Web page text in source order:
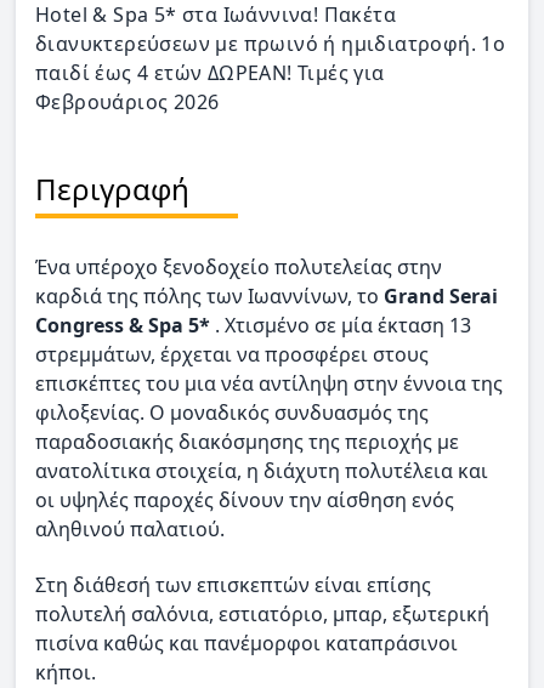
Hotel & Spa 5* στα Ιωάννινα! Πακέτα
διανυκτερεύσεων με πρωινό ή ημιδιατροφή. 1ο
παιδί έως 4 ετών ΔΩΡΕΑΝ! Τιμές για
Φεβρουάριος 2026
Περιγραφή
Ένα υπέροχο ξενοδοχείο πολυτελείας στην
καρδιά της πόλης των Ιωαννίνων, το Grand Serai
Congress & Spa 5* . Χτισμένο σε μία έκταση 13
στρεμμάτων, έρχεται να προσφέρει στους
επισκέπτες του μια νέα αντίληψη στην έννοια της
φιλοξενίας. Ο μοναδικός συνδυασμός της
παραδοσιακής διακόσμησης της περιοχής με
ανατολίτικα στοιχεία, η διάχυτη πολυτέλεια και
οι υψηλές παροχές δίνουν την αίσθηση ενός
αληθινού παλατιού.
Στη διάθεσή των επισκεπτών είναι επίσης
πολυτελή σαλόνια, εστιατόριο, μπαρ, εξωτερική
πισίνα καθώς και πανέμορφοι καταπράσινοι
κήποι.